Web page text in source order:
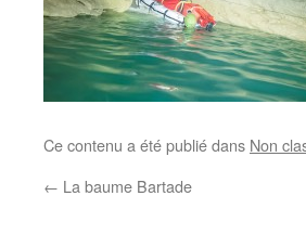
Ce contenu a été publié dans Non
← La baume Bartade